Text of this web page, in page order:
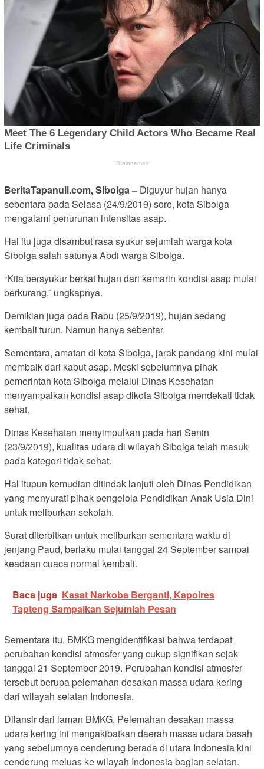
BeritaTapanuli.com, Sibolga – Diguyur hujan hanya
sebentara pada Selasa (24/9/2019) sore, kota Sibolga
mengalami penurunan intensitas asap.
Hal itu juga disambut rasa syukur sejumlah warga kota
Sibolga salah satunya Abdi warga Sibolga.
“Kita bersyukur berkat hujan dari kemarin kondisi asap mulai
berkurang,” ungkapnya.
Demikian juga pada Rabu (25/9/2019), hujan sedang
kembali turun. Namun hanya sebentar.
Sementara, amatan di kota Sibolga, jarak pandang kini mulai
membaik dari kabut asap. Meski sebelumnya pihak
pemerintah kota Sibolga melalui Dinas Kesehatan
menyampaikan kondisi asap dikota Sibolga mendekati tidak
sehat.
Dinas Kesehatan menyimpulkan pada hari Senin
(23/9/2019), kualitas udara di wilayah Sibolga telah masuk
pada kategori tidak sehat.
Hal itupun kemudian ditindak lanjuti oleh Dinas Pendidikan
yang menyurati pihak pengelola Pendidikan Anak Usia Dini
untuk meliburkan sekolah.
Surat diterbitkan untuk meliburkan sementara waktu di
jenjang Paud, berlaku mulai tanggal 24 September sampai
keadaan cuaca normal kembali.
Baca juga Kasat Narkoba Berganti, Kapolres
Tapteng Sampaikan Sejumlah Pesan
Sementara itu, BMKG mengidentifikasi bahwa terdapat
perubahan kondisi atmosfer yang cukup signifikan sejak
tanggal 21 September 2019. Perubahan kondisi atmosfer
tersebut berupa pelemahan desakan massa udara kering
dari wilayah selatan Indonesia.
Dilansir dari laman BMKG, Pelemahan desakan massa
udara kering ini mengakibatkan daerah massa udara basah
yang sebelumnya cenderung berada di utara Indonesia kini
cenderung meluas ke wilayah Indonesia bagian selatan.